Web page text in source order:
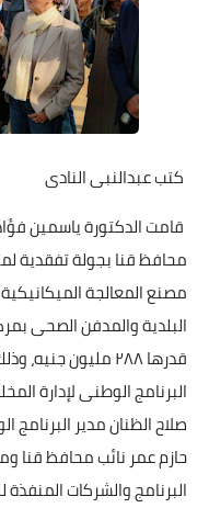
كتب عبدالنبى النادى
قامت الدكتورة ياسمين
محافظ قنا بجولة تفقدية
مصنع المعالجة
البلدية والمدفن الصحى
قدرها ٢٨٨ مليون
البرنامج الوطنى لإدارة
صلاح الظنان مدير البرنامج
حازم عمر نائب محافظ قنا
البرنامج والشركات